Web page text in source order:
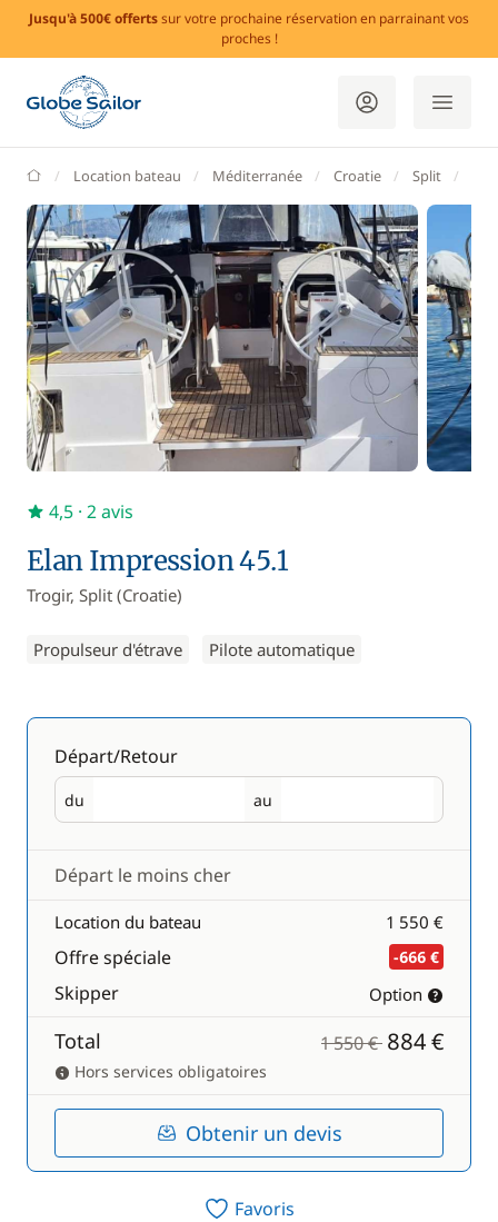
Jusqu'à 500€ offertssur votre prochaine réservation en parrainant vos
proches !
GlobeSailor
Location bateau Méditerranée Croatie Split
Elan Impression 45.1
Trogir, Split (Croatie)
Propulseur d'étrave Pilote automatique
4,5 · 2 avis
Départ/Retour
du
Départ au
Retour
Départ le moins cher
Location du bateau 1 550 €
Offre spéciale -666 €
Skipper Option
Total 1 550 € 884 €
Hors services obligatoires
Obtenir un devis
Favoris